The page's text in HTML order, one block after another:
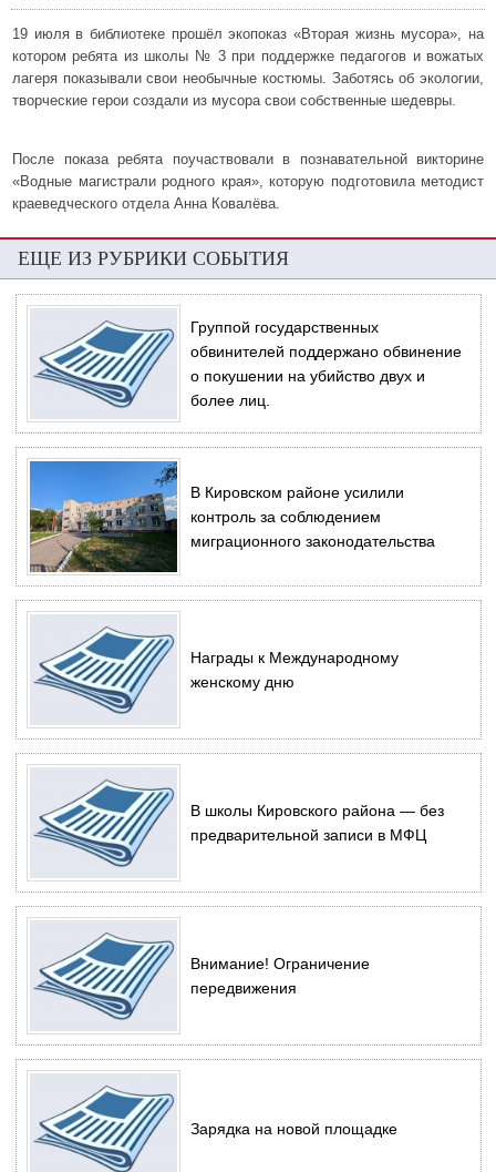
19 июля в библиотеке прошёл экопоказ «Вторая жизнь мусора», на
котором ребята из школы № 3 при поддержке педагогов и вожатых
лагеря показывали свои необычные костюмы. Заботясь об экологии,
творческие герои создали из мусора свои собственные шедевры.
После показа ребята поучаствовали в познавательной викторине
«Водные магистрали родного края», которую подготовила методист
краеведческого отдела Анна Ковалёва.
ЕЩЕ ИЗ РУБРИКИ СОБЫТИЯ
Группой государственных
обвинителей поддержано обвинение
о покушении на убийство двух и
более лиц.
В Кировском районе усилили
контроль за соблюдением
миграционного законодательства
Награды к Международному
женскому дню
В школы Кировского района — без
предварительной записи в МФЦ
Внимание! Ограничение
передвижения
Зарядка на новой площадке